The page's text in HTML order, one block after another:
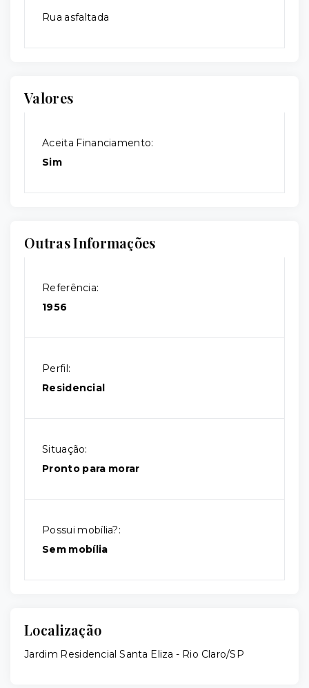
Rua asfaltada
Valores
Aceita Financiamento:
Sim
Outras Informações
Referência:
1956
Perfil:
Residencial
Situação:
Pronto para morar
Possui mobília?:
Sem mobília
Localização
Jardim Residencial Santa Eliza - Rio Claro/SP